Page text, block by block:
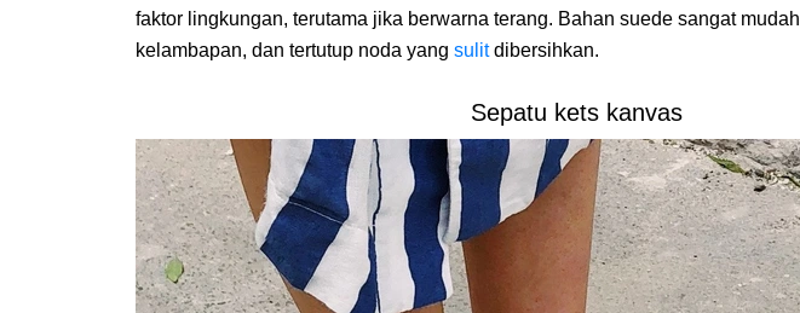
faktor lingkungan, terutama jika berwarna terang. Bahan suede sangat mudah
kelambapan, dan tertutup noda yang sulitdibersihkan.
Sepatu kets kanvas